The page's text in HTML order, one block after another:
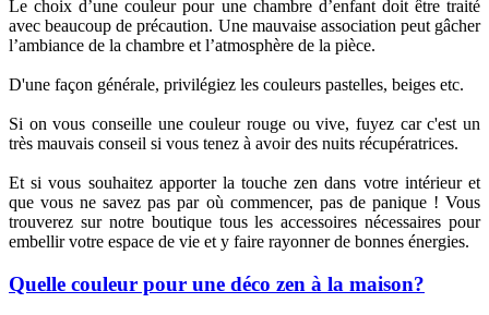
Le choix d’une couleur pour une chambre d’enfant doit être traité
avec beaucoup de précaution. Une mauvaise association peut gâcher
l’ambiance de la chambre et l’atmosphère de la pièce.
D'une façon générale, privilégiez les couleurs pastelles, beiges etc.
Si on vous conseille une couleur rouge ou vive, fuyez car c'est un
très mauvais conseil si vous tenez à avoir des nuits récupératrices.
Et si vous souhaitez apporter la touche zen dans votre intérieur et
que vous ne savez pas par où commencer, pas de panique ! Vous
trouverez sur notre boutique tous les accessoires nécessaires pour
embellir votre espace de vie et y faire rayonner de bonnes énergies.
Quelle couleur pour une déco zen à la maison?